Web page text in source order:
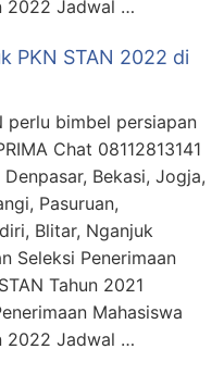
2022 Jadwal …
PKN STAN 2022 di
perlu bimbel persiapan
Chat 08112813141
Bekasi, Jogja,
Pasuruan,
Blitar, Nganjuk
Seleksi Penerimaan
Tahun 2021
Mahasiswa
2022 Jadwal …